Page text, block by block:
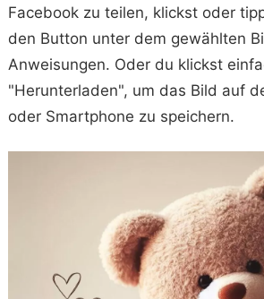
Facebook zu teilen, klickst oder
den Button unter dem gewählten
Anweisungen. Oder du klickst
"Herunterladen", um das Bild auf
oder Smartphone zu speichern.